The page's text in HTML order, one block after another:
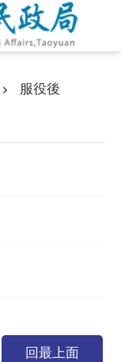
服役後
回最上面